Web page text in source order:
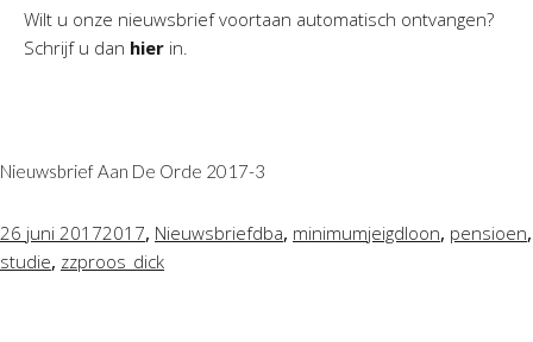
Wilt u onze nieuwsbrief voortaan automatisch ontvangen?
Schrijf u dan hier in.
Nieuwsbrief Aan De Orde 2017-3
26 juni 20172017, Nieuwsbriefdba, minimumjeigdloon, pensioen,
studie, zzproos_dick